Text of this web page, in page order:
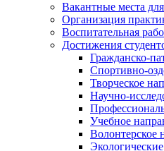
Вакантные места
Организация
Воспитательная
Достижения
Гражданско-
Спортивно-
Творческое
Научно-
Учебное
Волонтерское